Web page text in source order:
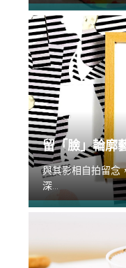
留「臉」輪廓
與其影相自拍留念
深...